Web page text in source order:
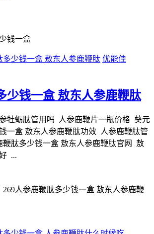
钱一盒
优能佳
少钱一盒 敖东人参鹿鞭肽
牡蛎肽管用吗 人参鹿鞭片一瓶价格 葵元
一盒 敖东人参鹿鞭肽功效 人参鹿鞭肽管
肽多少钱一盒 敖东人参鹿鞭肽官网 敖
...
269人参鹿鞭肽多少钱一盒 敖东人参鹿鞭